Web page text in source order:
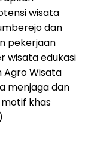
wisata
dan
pekerjaan
wisata edukasi
Agro Wisata
menjaga dan
khas